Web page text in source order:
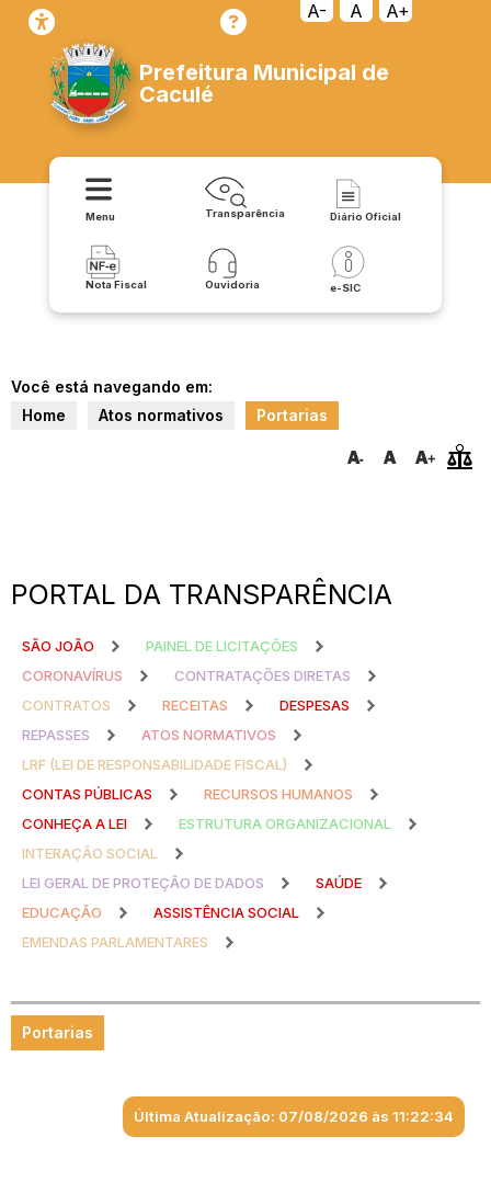
A- A A+
Prefeitura Municipal de
Caculé
Menu Transparência Diário Oficial
Nota Fiscal Ouvidoria e-SIC
Você está navegando em:
Home
Atos normativos Portarias
PORTAL DA TRANSPARÊNCIA
SÃO JOÃO
PAINEL DE LICITAÇÕES
CORONAVÍRUS
CONTRATAÇÕES DIRETAS
CONTRATOS
RECEITAS
DESPESAS
REPASSES
ATOS NORMATIVOS
LRF (LEI DE RESPONSABILIDADE FISCAL)
CONTAS PÚBLICAS
RECURSOS HUMANOS
CONHEÇA A LEI
ESTRUTURA ORGANIZACIONAL
INTERAÇÃO SOCIAL
LEI GERAL DE PROTEÇÃO DE DADOS
SAÚDE
EDUCAÇÃO
ASSISTÊNCIA SOCIAL
EMENDAS PARLAMENTARES
Portarias
Última Atualização: 07/08/2026 às 11:22:34